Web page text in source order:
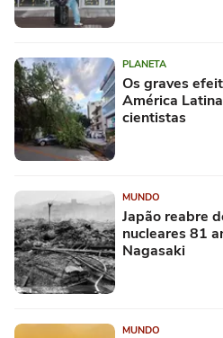
PLANETA
Os graves
América
cientistas
MUNDO
Japão reabre
nucleares 81
Nagasaki
MUNDO